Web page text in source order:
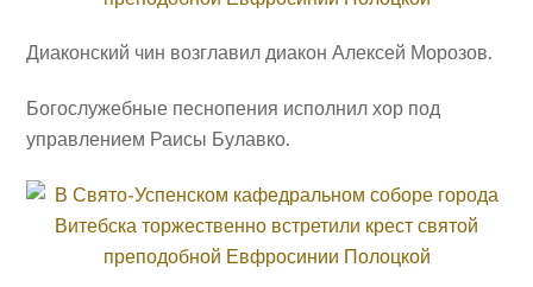
Диаконский чин возглавил диакон Алексей Морозов.
Богослужебные песнопения исполнил хор под
управлением Раисы Булавко.